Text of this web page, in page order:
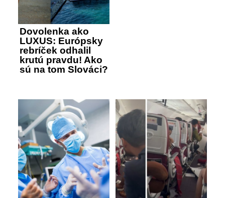
Dovolenka ako
LUXUS: Európsky
rebríček odhalil
krutú pravdu! Ako
sú na tom Slováci?